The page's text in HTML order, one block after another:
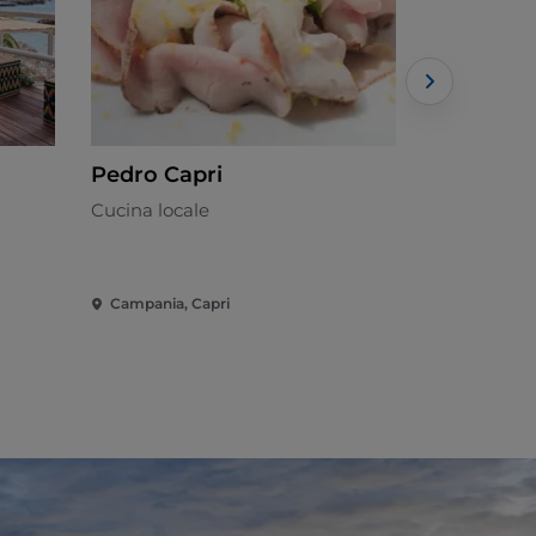
Pedro Capri
Cucina locale
Campania, Capri